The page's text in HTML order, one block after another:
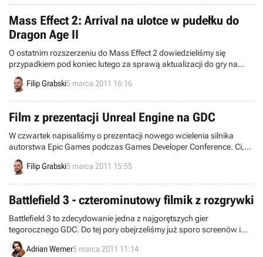
Mass Effect 2: Arrival na ulotce w pudełku do
Dragon Age II
O ostatnim rozszerzeniu do Mass Effect 2 dowiedzieliśmy się
przypadkiem pod koniec lutego za sprawą aktualizacji do gry na
konsoli PlayStation 3. Dzisiaj możemy zaprezentować kolejny dowód
na rychły (?) debiut DLC znanego jako Arrival.
Filip Grabski5 marca 2011 16:16
Film z prezentacji Unreal Engine na GDC
W czwartek napisaliśmy o prezentacji nowego wcielenia silnika
autorstwa Epic Games podczas Games Developer Conference. Ci,
którzy nie mieli szczęścia zobaczyć najświeższej wersji Unreal
Engine w akcji musieli zadowolić się skąpym opisem i galerią
Filip Grabski5 marca 2011 15:55
Battlefield 3 - czterominutowy filmik z rozgrywki
Battlefield 3 to zdecydowanie jedna z najgorętszych gier
tegorocznego GDC. Do tej pory obejrzeliśmy już sporo screenów i
jeden krótki filmik z tej produkcji. Teraz jednak pojawił się materiał
video pokazujący ponad cztery minuty z rozgrywki.
Adrian Werner5 marca 2011 11:14